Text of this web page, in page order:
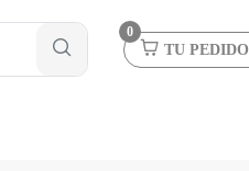
0
TU PEDIDO